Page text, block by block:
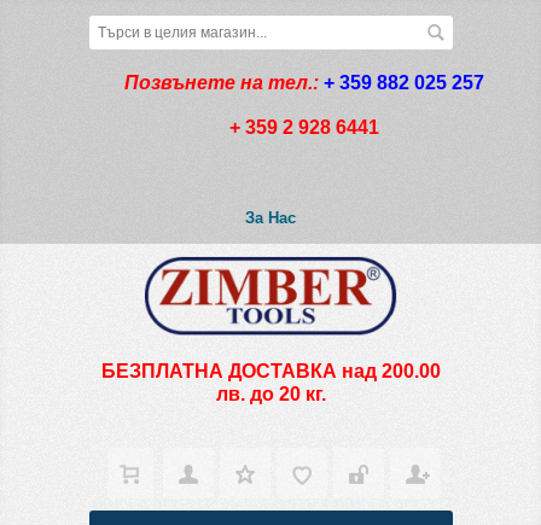
Позвънете на тел.: + 359 882 025 257
+ 359 2 928 6441
За Нас
БЕЗПЛАТНА ДОСТАВКА над 200.00
лв. до 20 кг.